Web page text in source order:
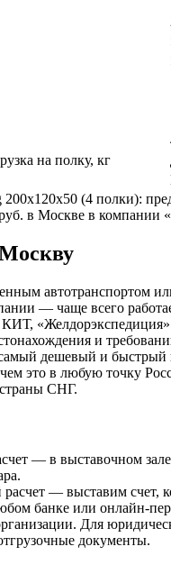
на полку, кг
(4 полки):
руб. в Москве в компании
автотранспортом
— чаще всего
и
дешевый и быстрый
это в любую точку
СНГ.
— в выставочном
расчет — выставим счет,
банке или онлайн-
Для
документы.